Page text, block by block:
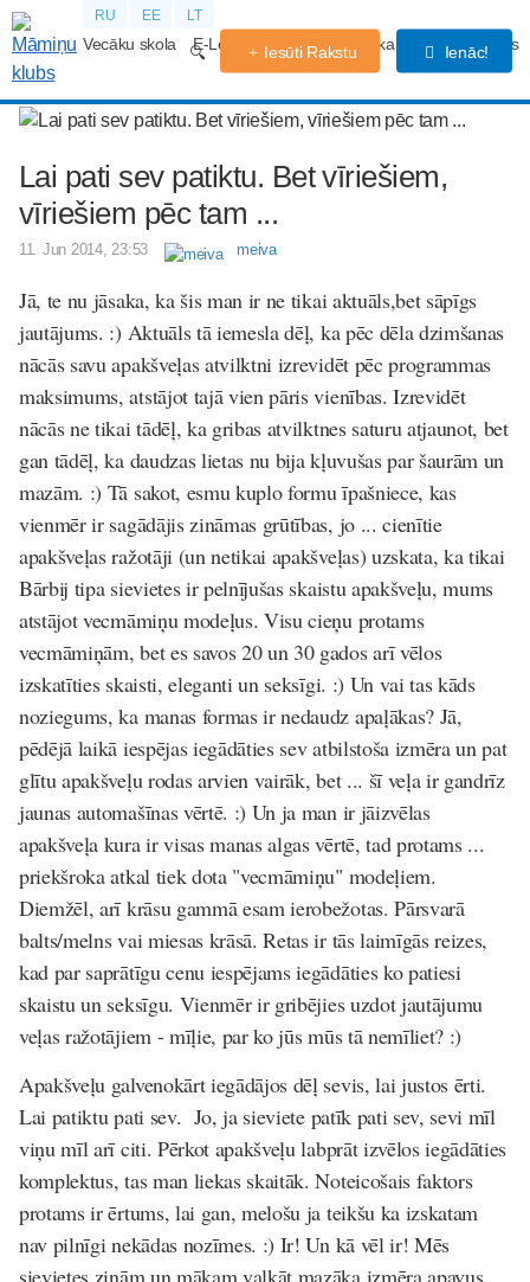
RU EE LT
Vecāku skola E-Lekcijas Grūtniecības kalendārs Forums
Iesūti Rakstu Ienāc!
Lai pati sev patiktu. Bet vīriešiem,
vīriešiem pēc tam ...
11. Jun 2014, 23:53 meiva
Jā, te nu jāsaka, ka šis man ir ne tikai aktuāls,bet sāpīgs
jautājums. :) Aktuāls tā iemesla dēļ, ka pēc dēla dzimšanas
nācās savu apakšveļas atvilktni izrevidēt pēc programmas
maksimums, atstājot tajā vien pāris vienības. Izrevidēt
nācās ne tikai tādēļ, ka gribas atvilktnes saturu atjaunot, bet
gan tādēļ, ka daudzas lietas nu bija kļuvušas par šaurām un
mazām. :) Tā sakot, esmu kuplo formu īpašniece, kas
vienmēr ir sagādājis zināmas grūtības, jo ... cienītie
apakšveļas ražotāji (un netikai apakšveļas) uzskata, ka tikai
Bārbij tipa sievietes ir pelnījušas skaistu apakšveļu, mums
atstājot vecmāmiņu modeļus. Visu cieņu protams
vecmāmiņām, bet es savos 20 un 30 gados arī vēlos
izskatīties skaisti, eleganti un seksīgi. :) Un vai tas kāds
noziegums, ka manas formas ir nedaudz apaļākas? Jā,
pēdējā laikā iespējas iegādāties sev atbilstoša izmēra un pat
glītu apakšveļu rodas arvien vairāk, bet ... šī veļa ir gandrīz
jaunas automašīnas vērtē. :) Un ja man ir jāizvēlas
apakšveļa kura ir visas manas algas vērtē, tad protams ...
priekšroka atkal tiek dota "vecmāmiņu" modeļiem.
Diemžēl, arī krāsu gammā esam ierobežotas. Pārsvarā
balts/melns vai miesas krāsā. Retas ir tās laimīgās reizes,
kad par saprātīgu cenu iespējams iegādāties ko patiesi
skaistu un seksīgu. Vienmēr ir gribējies uzdot jautājumu
veļas ražotājiem - mīļie, par ko jūs mūs tā nemīliet? :)
Apakšveļu galvenokārt iegādājos dēļ sevis, lai justos ērti.
Lai patiktu pati sev. Jo, ja sieviete patīk pati sev, sevi mīl
viņu mīl arī citi. Pērkot apakšveļu labprāt izvēlos iegādāties
komplektus, tas man liekas skaitāk. Noteicošais faktors
protams ir ērtums, lai gan, melošu ja teikšu ka izskatam
nav pilnīgi nekādas nozīmes. :) Ir! Un kā vēl ir! Mēs
sievietes zinām un mākam valkāt mazāka izmēra apavus,